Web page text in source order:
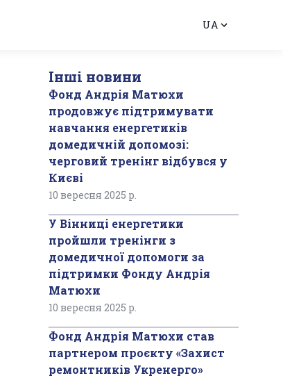
UA
Інші новини
Фонд Андрія Матюхи
продовжує підтримувати
навчання енергетиків
домедичній допомозі:
черговий тренінг відбувся у
Києві
10 вересня 2025 р.
У Вінниці енергетики
пройшли тренінги з
домедичної допомоги за
підтримки Фонду Андрія
Матюхи
10 вересня 2025 р.
Фонд Андрія Матюхи став
партнером проєкту «Захист
ремонтників Укренерго»